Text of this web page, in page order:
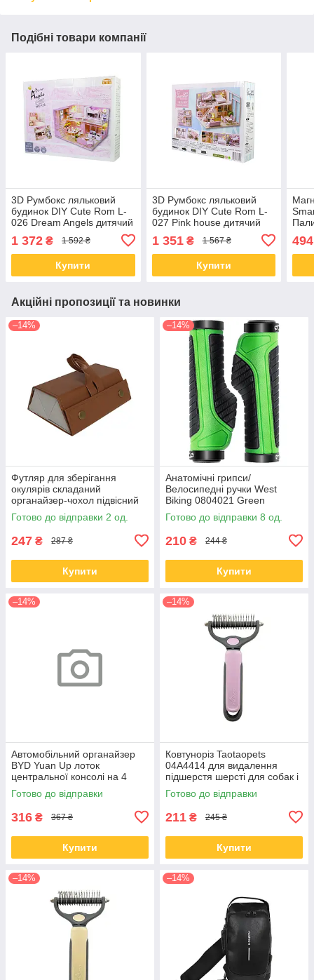
Подібні товари компанії
3D Румбокс ляльковий
будинок DIY Cute Rom L-
026 Dream Angels дитячий
1 372 ₴ 1 592 ₴
Купити
3D Румбокс ляльковий
будинок DIY Cute Rom L-
027 Pink house дитячий
1 351₴ 1 567 ₴
Купити
494
Акційні пропозиції та новинки
–14%
Футляр для зберігання
окулярів складаний
органайзер-чохол підвісний
Коричневий 3 відділення
Готово до відправки 2 од.
247 ₴ 287 ₴
Купити
–14%
Анатомічні грипси/
Велосипедні ручки West
Biking 0804021 Green
Готово до відправки 8 од.
210 ₴ 244 ₴
Купити
–14%
Автомобільний органайзер
BYD Yuan Up лоток
центральної консолі на 4
відділення
Готово до відправки
316 ₴ 367 ₴
Купити
–14%
Ковтуноріз Taotaopets
04A4414 для видалення
підшерстя шерсті для собак і
кішок Pink
Готово до відправки
211 ₴ 245 ₴
Купити
–14% –14%